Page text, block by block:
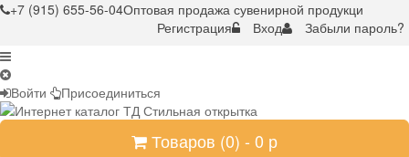
+7 (915) 655-56-04Оптовая продажа сувенирной продукци
Регистрация
Вход Забыли пароль?
Войти Присоединиться
Товаров (0) - 0 р